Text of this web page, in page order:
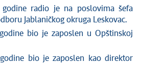
radio je na poslovima šefa
Jablaničkog okruga Leskovac.
bio je zaposlen u Opštinskoj
bio je zaposlen kao direktor